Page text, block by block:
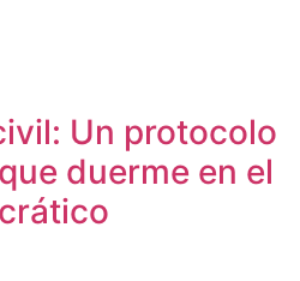
Un protocolo
duerme en el